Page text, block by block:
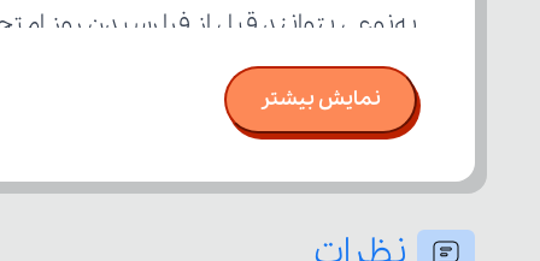
به‌نوعی بتوانند قبل از فرا رسیدن روز
نمایش بیشتر